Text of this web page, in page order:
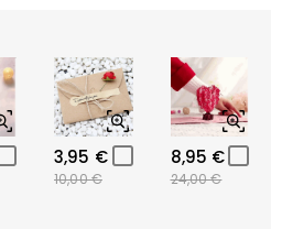
3,95 €
10,00 €
8,95 €
24,00 €